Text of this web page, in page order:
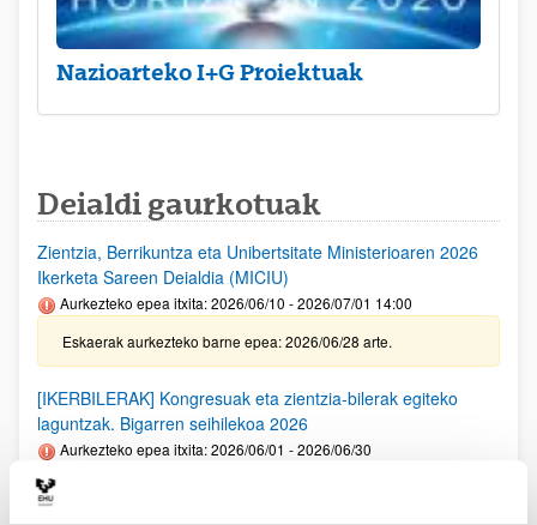
Nazioarteko I+G Proiektuak
Deialdi gaurkotuak
Zientzia, Berrikuntza eta Unibertsitate Ministerioaren 2026
Ikerketa Sareen Deialdia (MICIU)
Aurkezteko epea itxita: 2026/06/10 - 2026/07/01 14:00
Eskaerak aurkezteko barne epea: 2026/06/28 arte.
[IKERBILERAK] Kongresuak eta zientzia-bilerak egiteko
laguntzak. Bigarren seihilekoa 2026
Aurkezteko epea itxita: 2026/06/01 - 2026/06/30